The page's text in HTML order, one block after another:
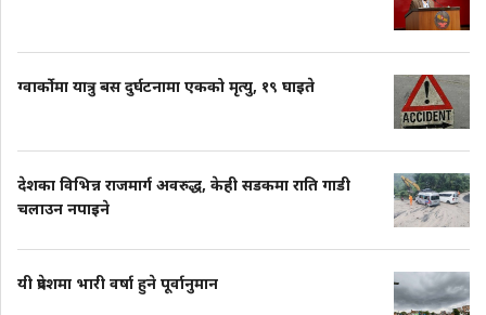
ग्वार्कोमा यात्रु बस दुर्घटनामा एकको मृत्यु, १९ घाइते
देशका विभिन्न राजमार्ग अवरुद्ध, केही सडकमा राति गाडी
चलाउन नपाइने
यी प्रदेशमा भारी वर्षा हुने पूर्वानुमान